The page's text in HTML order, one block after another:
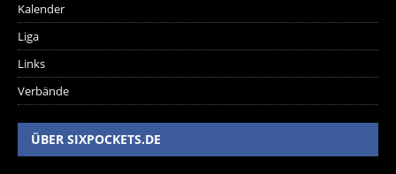
Kalender
Liga
Links
Verbände
ÜBER SIXPOCKETS.DE